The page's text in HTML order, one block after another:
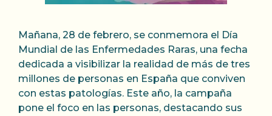
Mañana, 28 de febrero, se conmemora el Día
Mundial de las Enfermedades Raras, una fecha
dedicada a visibilizar la realidad de más de tres
millones de personas en España que conviven
con estas patologías. Este año, la campaña
pone el foco en las personas, destacando sus